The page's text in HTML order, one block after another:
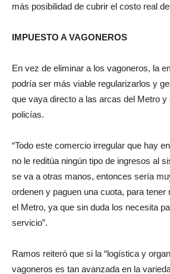
más posibilidad de cubrir el costo real
IMPUESTO A VAGONEROS
En vez de eliminar a los vagoneros, la
podría ser más viable regularizarlos y
que vaya directo a las arcas del Metro y
policías.
“Todo este comercio irregular que hay
no le reditúa ningún tipo de ingresos al
se va a otras manos, entonces sería
ordenen y paguen una cuota, para
el Metro, ya que sin duda los necesita
servicio”.
Ramos reiteró que si la “logística y
vagoneros es tan avanzada en la